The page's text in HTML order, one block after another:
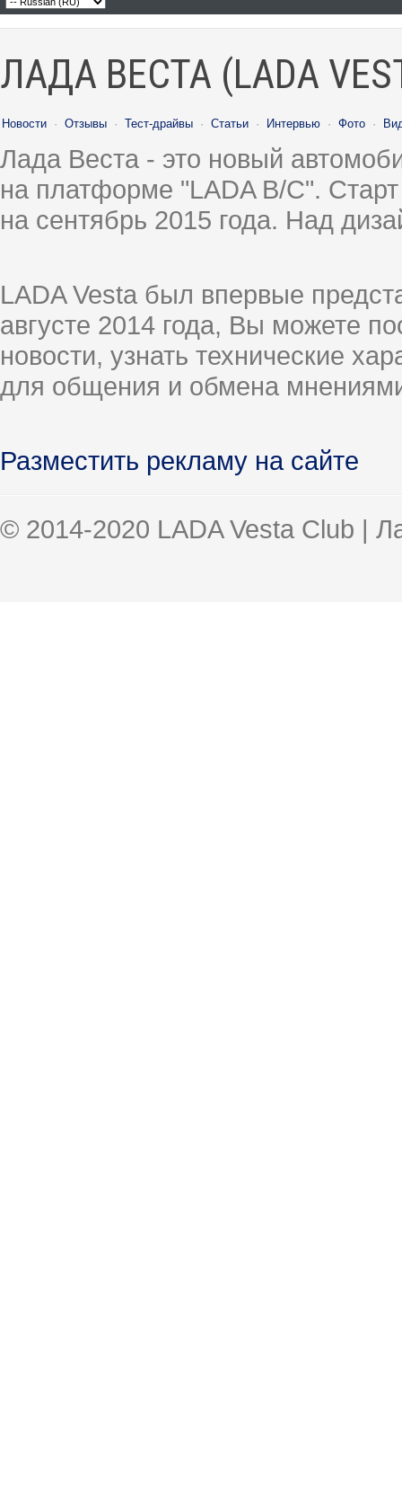
ЛАДА ВЕСТА (LADA
Новости · Отзывы · Тест-драйвы · Статьи · Интервью · Фото ·
Лада Веста - это новый
на платформе "LADA B/C".
на сентябрь 2015 года. Над
LADA Vesta был впервые
августе 2014 года, Вы можете
новости, узнать технические
для общения и обмена
Разместить рекламу на сайте
© 2014-2020 LADA Vesta Club |